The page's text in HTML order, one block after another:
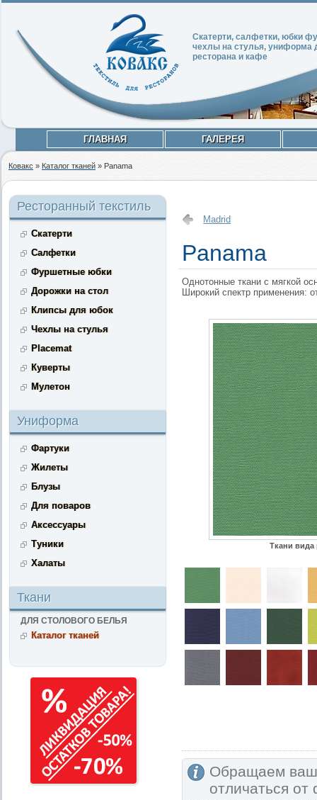
Скатерти, салфетки, юбки
чехлы на стулья, униформа
ресторана и кафе
ГЛАВНАЯ ГАЛЕРЕЯ
Ковакс » Каталог тканей » Panama
Ресторанный текстиль
Скатерти
Салфетки
Фуршетные юбки
Дорожки на стол
Клипсы для юбок
Чехлы на стулья
Placemat
Куверты
Мулетон
Униформа
Фартуки
Жилеты
Блузы
Для поваров
Аксессуары
Туники
Халаты
Ткани
ДЛЯ СТОЛОВОГО БЕЛЬЯ
Каталог тканей
Madrid
Panama
Однотонные ткани с мягкой
Широкий спектр применения:
Ткани вида
Обращаем
отличаться